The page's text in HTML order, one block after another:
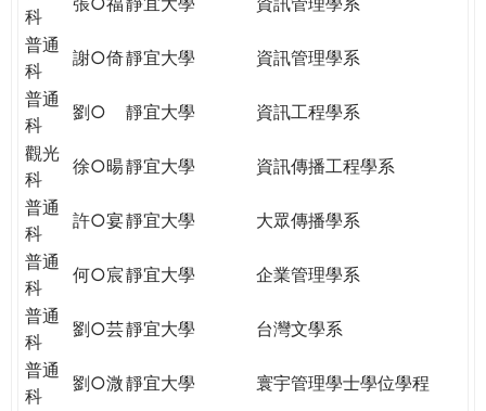
科
普通
科
謝○倚靜宜大學
資訊管理學系
普通
科
劉○ 靜宜大學
資訊工程學系
觀光
科
徐○暘靜宜大學
資訊傳播工程學系
普通
科
許○宴靜宜大學
大眾傳播學系
普通
科
何○宸靜宜大學
企業管理學系
普通
科
劉○芸靜宜大學
台灣文學系
普通
科
劉○溦靜宜大學
寰宇管理學士學位學程